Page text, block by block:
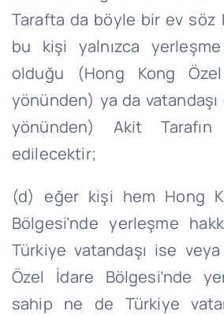
Tarafta da böyle bir ev söz
bu kişi yalnızca
olduğu (Hong Kong
yönünden) ya da
yönünden) Akit
edilecektir;
(d) eğer kişi hem Hong
Bölgesi’nde yerleşme
Türkiye vatandaşı ise
Özel İdare Bölgesi’nde
sahip ne de Türkiye